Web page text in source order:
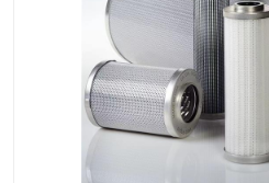
化工盐酸气聚结器